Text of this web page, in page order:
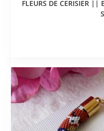
FLEURS DE CERISIER